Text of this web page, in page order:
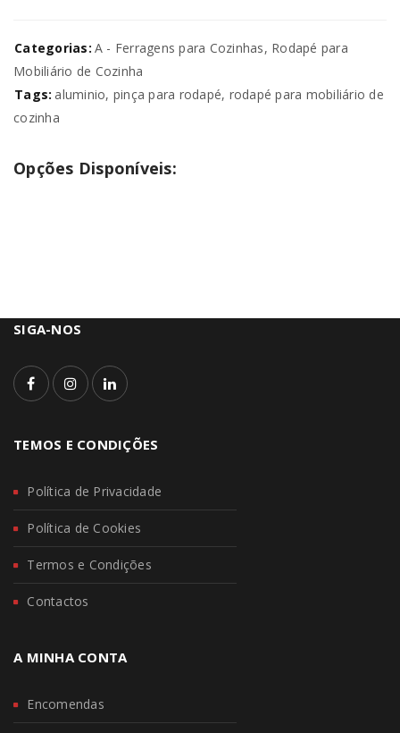
Categorias: A - Ferragens para Cozinhas, Rodapé para
Mobiliário de Cozinha
Tags: aluminio, pinça para rodapé, rodapé para mobiliário de
cozinha
Opções Disponíveis:
SIGA-NOS
TEMOS E CONDIÇÕES
Política de Privacidade
Política de Cookies
Termos e Condições
Contactos
A MINHA CONTA
Encomendas